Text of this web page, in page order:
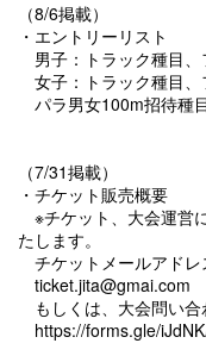
（8/6掲載）
・エントリーリスト
男子：トラック種目、
女子：トラック種目、
パラ男女100m招待種
（7/31掲載）
・チケット販売概要
※チケット、大会運営
たします。
チケットメールアドレ
ticket.jita@gmai.com
もしくは、大会問い合
https://forms.gle/